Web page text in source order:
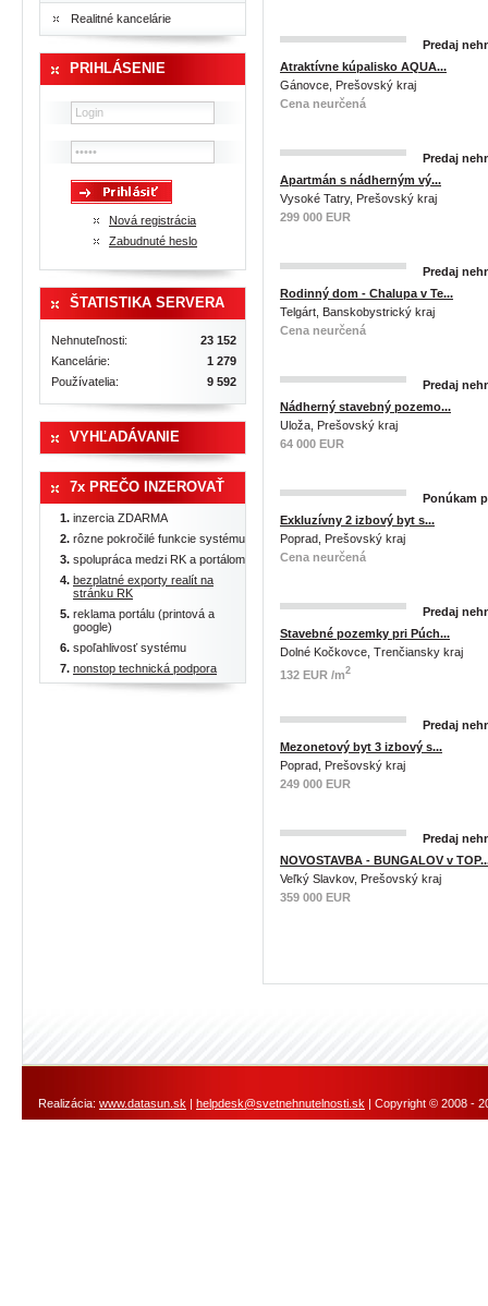
Realitné kancelárie
PRIHLÁSENIE
Nová registrácia
Zabudnuté heslo
ŠTATISTIKA SERVERA
Nehnuteľnosti:
23 152
Kancelárie:
1 279
Používatelia:
9 592
VYHĽADÁVANIE
7x PREČO INZEROVAŤ
inzercia ZDARMA
rôzne pokročilé funkcie systému
spolupráca medzi RK a portálom
bezplatné exporty realít na
stránku RK
reklama portálu (printová a
google)
spoľahlivosť systému
nonstop technická podpora
Predaj
Atraktívne kúpalisko AQUA...
Gánovce, Prešovský kraj
Cena neurčená
Predaj
Apartmán s nádherným vý...
Vysoké Tatry, Prešovský kraj
299 000 EUR
Predaj
Rodinný dom - Chalupa v Te...
Telgárt, Banskobystrický kraj
Cena neurčená
Predaj
Nádherný stavebný pozemo...
Uloža, Prešovský kraj
64 000 EUR
Ponúkam
Exkluzívny 2 izbový byt s...
Poprad, Prešovský kraj
Cena neurčená
Predaj
Stavebné pozemky pri Púch...
Dolné Kočkovce, Trenčiansky kraj
132 EUR /m2
Predaj
Mezonetový byt 3 izbový s...
Poprad, Prešovský kraj
249 000 EUR
Predaj
NOVOSTAVBA - BUNGALOV v
Veľký Slavkov, Prešovský kraj
359 000 EUR
Realizácia: www.datasun.sk | helpdesk@svetnehnutelnosti.sk | Copyright © 2008 -